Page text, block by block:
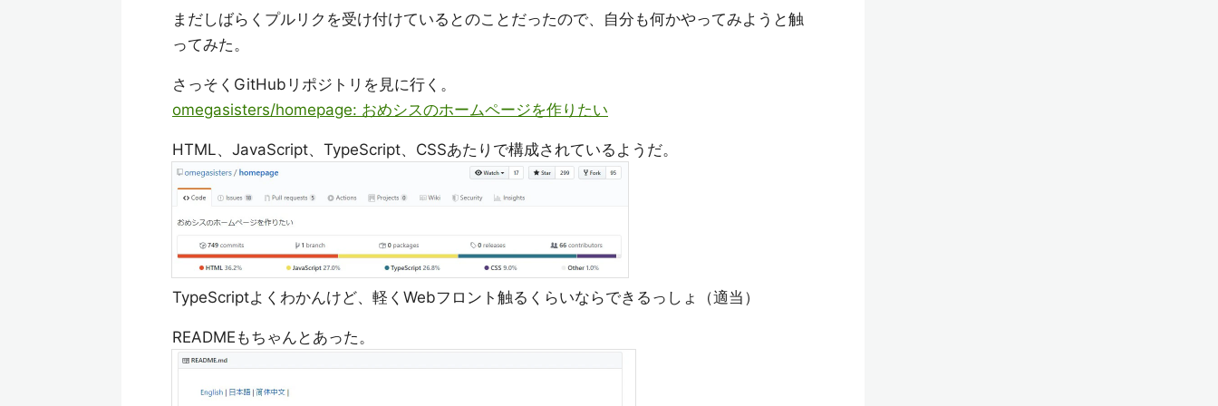
まだしばらくプルリクを受け付けているとのことだったので、自分も何かやってみようと触
ってみた。
さっそくGitHubリポジトリを見に行く。
omegasisters/homepage: おめシスのホームページを作りたい
HTML、JavaScript、TypeScript、CSSあたりで構成されているようだ。
TypeScriptよくわかんけど、軽くWebフロント触るくらいならできるっしょ（適当）
READMEもちゃんとあった。